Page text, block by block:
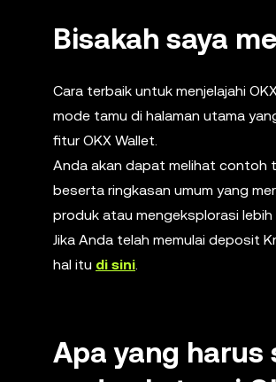
Bisakah saya
Cara terbaik untuk menjelajahi
mode tamu di halaman utama
fitur OKX Wallet.
Anda akan dapat melihat contoh
beserta ringkasan umum yang
produk atau mengeksplorasi
Jika Anda telah memulai deposit
hal itu di sini.
Apa yang harus